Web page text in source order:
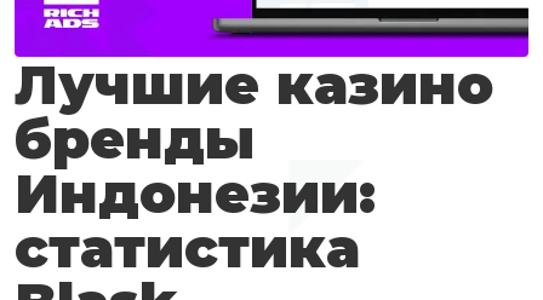
Лучшие казино
бренды
Индонезии:
статистика